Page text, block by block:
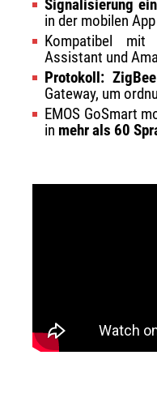
Signalisierung
in der mobilen App
Kompatibel mit
Assistant und
Protokoll:
Gateway, um
EMOS GoSmart
in mehr als 60